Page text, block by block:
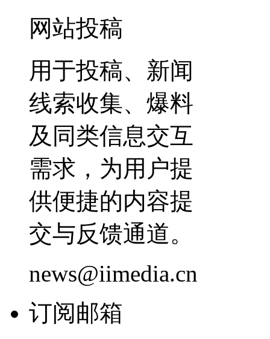
网站投稿
用于投稿、新闻
线索收集、爆料
及同类信息交互
需求，为用户提
供便捷的内容提
交与反馈通道。
news@iimedia.cn
订阅邮箱